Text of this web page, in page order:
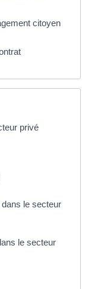
citoyen
privé
le secteur
le secteur